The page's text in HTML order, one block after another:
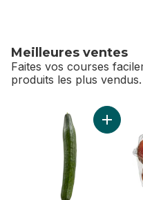
Meilleures ventes
Faites vos courses
produits les plus vendus.
sauter Meilleures ventes
Ajouter